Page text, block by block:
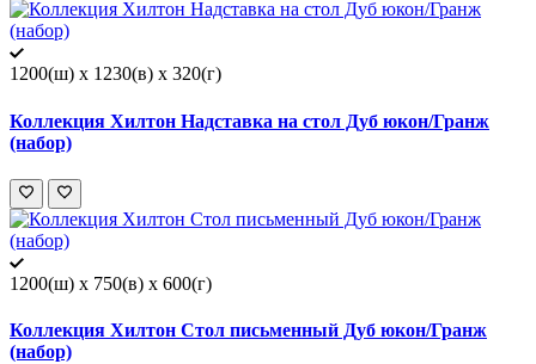
1200(ш) x 1230(в) x 320(г)
Коллекция Хилтон Надставка на стол Дуб юкон/Гранж
(набор)
1200(ш) x 750(в) x 600(г)
Коллекция Хилтон Стол письменный Дуб юкон/Гранж
(набор)